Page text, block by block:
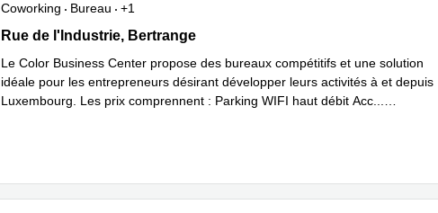
Coworking Bureau
+1
15 rue de l'Industrie, Bertrange
Rue de l'Industrie, Bertrange
Le Color Business Center propose des bureaux compétitifs et une solution
idéale pour les entrepreneurs désirant développer leurs activités à et depuis
Luxembourg. Les prix comprennent : Parking WIFI haut débit Acc